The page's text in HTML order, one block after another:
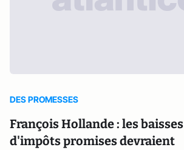
DES PROMESSES
François Hollande : les baisses
d'impôts promises devraient